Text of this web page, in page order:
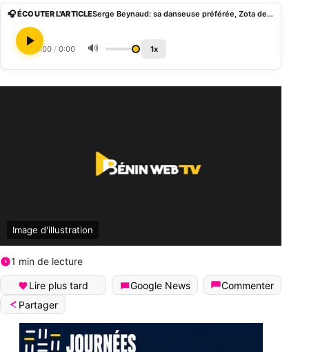
🎧 ÉCOUTER L'ARTICLE Serge Beynaud: sa danseuse préférée, Zota de nouveau enceinte (photo)
0:00 / 0:00 🔊 1x
Image d'illustration
1 min de lecture
Lire plus tard Google News
Commenter
Partager